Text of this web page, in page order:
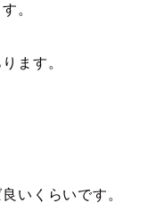
。
ます。
いくらいです。